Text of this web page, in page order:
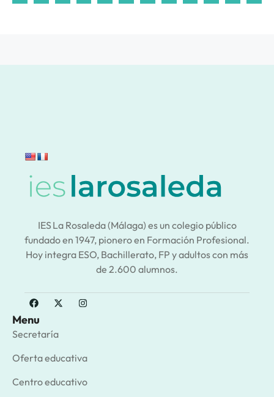
IES La Rosaleda (Málaga) es un colegio público
fundado en 1947, pionero en Formación Profesional.
Hoy integra ESO, Bachillerato, FP y adultos con más
de 2.600 alumnos.
Menu
Secretaría
Oferta educativa
Centro educativo